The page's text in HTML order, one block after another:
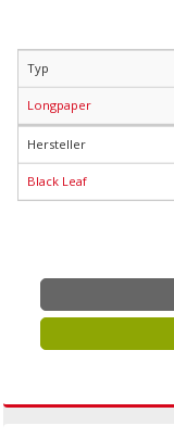
Typ
Longpaper
Hersteller
Black Leaf